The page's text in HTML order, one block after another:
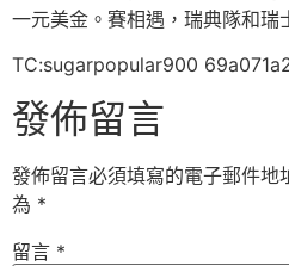
一元美金。賽相遇，瑞典隊和瑞
TC:sugarpopular900
發佈留言
發佈留言必須填寫的電子郵件地
為 *
留言 *